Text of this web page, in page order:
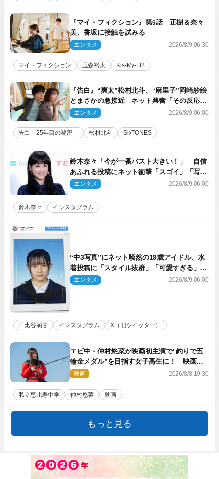
『マイ・フィクション』第6話 正樹＆奈々
美、香坂に接触を試みる
エンタメ 2026/8/9 06:30
マイ・フィクション 玉森裕太 Kis‐My‐Ft2
『告白』“爽太”松村北斗、“麻里子”岡崎紗絵
とまさかの急接近 ネット興奮「その反応
は」「いいの!?」（ネタバレあり）
エンタメ 2026/8/9 06:00
告白－25年目の秘密－ 松村北斗 SixTONES
鈴木奈々「今が一番バスト大きい！」 自信
あふれる投稿にネット衝撃「スゴイ」「写真
集を出して欲しい」
エンタメ 2026/8/9 06:00
鈴木奈々 インスタグラム
“中3写真”にネット騒然の19歳アイドル、水
着投稿に「スタイル抜群」「可愛すぎる」と
絶賛の声
エンタメ 2026/8/9 06:00
日比谷萌甘 インスタグラム X（旧ツイッター）
エビ中・仲村悠菜が映画初主演で“釣りで五
輪金メダル”を目指す女子高生に！ 映画
『つりこまち』今秋公開
映画 2026/8/8 19:30
私立恵比寿中学 仲村悠菜 映画
もっと見る